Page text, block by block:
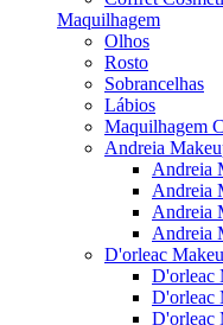
Maquilhagem
Olhos
Rosto
Sobrancelhas
Lábios
Maquilhagem
Andreia
Andreia
Andreia
Andreia
Andreia
D'orleac
D'orleac
D'orleac
D'orleac